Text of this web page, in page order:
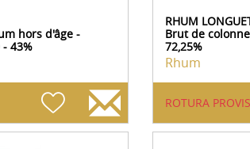
hors d'âge -
43%
RHUM
Brut de
72,25%
Rhum
ROTURA